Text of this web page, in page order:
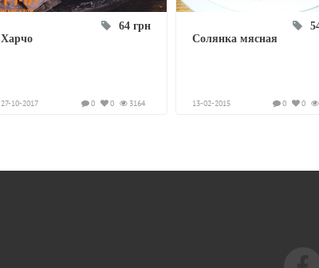
64 грн
Харчо
27-10-2017 3164
0
0
Солянка мясная
13-02-2015 0
0